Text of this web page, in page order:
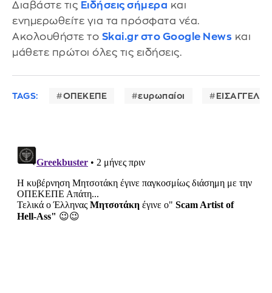
Διαβάστε τις Ειδήσεις σήμερα και
ενημερωθείτε για τα πρόσφατα νέα.
Ακολουθήστε το Skai.gr στο Google News και
μάθετε πρώτοι όλες τις ειδήσεις.
TAGS: ΟΠΕΚΕΠΕ ευρωπαίοι